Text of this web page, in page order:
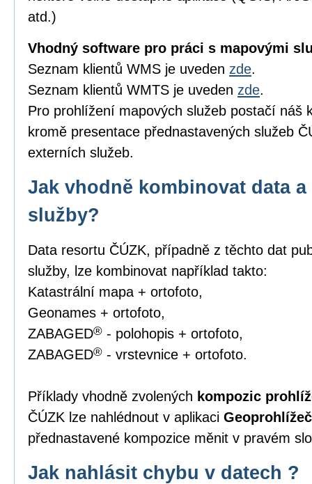
atd.)
Vhodný software pro práci s mapovými
Seznam klientů WMS je uveden zde.
Seznam klientů WMTS je uveden zde.
Pro prohlížení mapových služeb postačí náš
kromě presentace přednastavených služeb
externích služeb.
Jak vhodně kombinovat data
služby?
Data resortu ČÚZK, případně z těchto dat
služby, lze kombinovat například takto:
Katastrální mapa + ortofoto,
Geonames + ortofoto,
ZABAGED® - polohopis + ortofoto,
ZABAGED® - vrstevnice + ortofoto.
Příklady vhodně zvolených kompozic
ČÚZK lze nahlédnout v aplikaci Geoprohlížeč
přednastavené kompozice měnit v pravém
Jak nahlásit chybu v datech ?